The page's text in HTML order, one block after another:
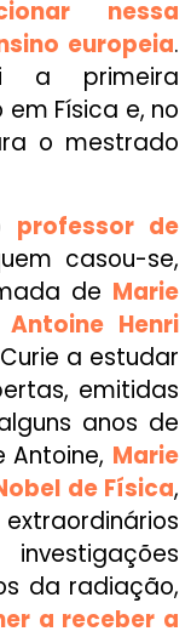
nessa
europeia.
a primeira
Física e, no
o mestrado
professor de
casou-se,
de Marie
Antoine Henri
a estudar
emitidas
anos de
Antoine, Marie
de Física,
da radiação,
a receber a